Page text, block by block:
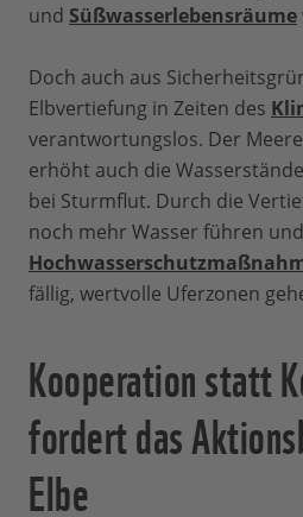
und Süßwasserlebensräume
Doch auch aus
Elbvertiefung in Zeiten des
verantwortungslos. Der
erhöht auch die
bei Sturmflut. Durch die
noch mehr Wasser führen
fällig, wertvolle Uferzonen
Kooperation statt
fordert das
Elbe